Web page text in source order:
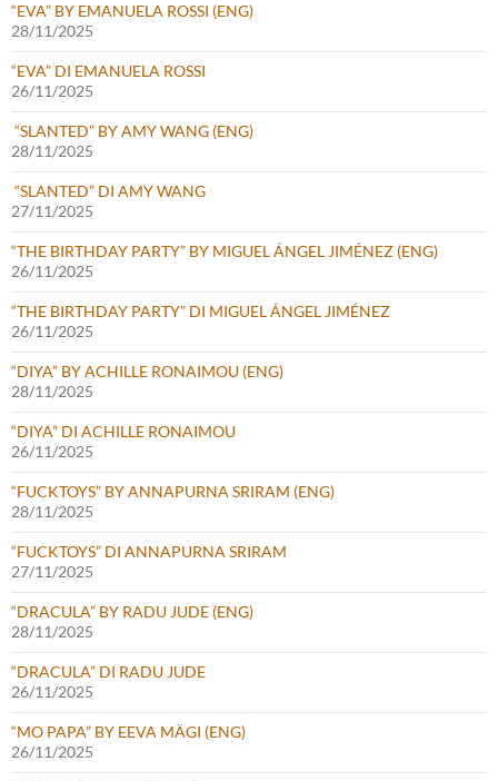
“EVA” BY EMANUELA ROSSI (ENG)
28/11/2025
“EVA” DI EMANUELA ROSSI
26/11/2025
“SLANTED” BY AMY WANG (ENG)
28/11/2025
“SLANTED” DI AMY WANG
27/11/2025
“THE BIRTHDAY PARTY” BY MIGUEL ÁNGEL JIMÉNEZ (ENG)
26/11/2025
“THE BIRTHDAY PARTY” DI MIGUEL ÁNGEL JIMÉNEZ
26/11/2025
“DIYA” BY ACHILLE RONAIMOU (ENG)
28/11/2025
“DIYA” DI ACHILLE RONAIMOU
26/11/2025
“FUCKTOYS” BY ANNAPURNA SRIRAM (ENG)
28/11/2025
“FUCKTOYS” DI ANNAPURNA SRIRAM
27/11/2025
“DRACULA” BY RADU JUDE (ENG)
28/11/2025
“DRACULA” DI RADU JUDE
26/11/2025
“MO PAPA” BY EEVA MÄGI (ENG)
26/11/2025